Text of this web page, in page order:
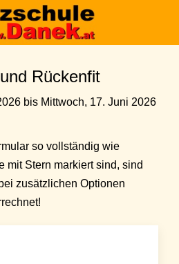
Rückenfit
bis Mittwoch, 17. Juni 2026
so vollständig wie
mit Stern markiert sind, sind
zusätzlichen Optionen